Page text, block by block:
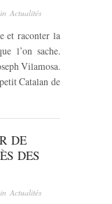
inActualités
et raconter la
l’on sache.
Vilamosa.
Catalan de
DE
DES
inActualités